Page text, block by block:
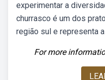
experimentar a
churrasco é um dos
região sul e representa
For more